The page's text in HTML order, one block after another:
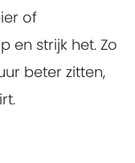
of
en strijk het. Zo
beter zitten,